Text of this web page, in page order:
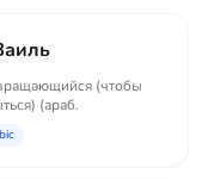
(чтобы
(араб.